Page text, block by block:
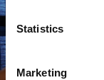
Statistics
Marketing